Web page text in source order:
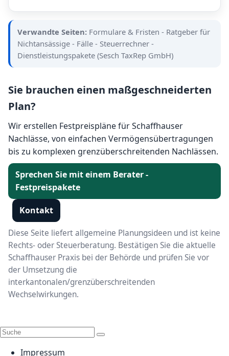
Verwandte Seiten: Formulare & Fristen - Ratgeber für
Nichtansässige - Fälle - Steuerrechner -
Dienstleistungspakete (Sesch TaxRep GmbH)
Sie brauchen einen maßgeschneiderten
Plan?
Wir erstellen Festpreispläne für Schaffhauser
Nachlässe, von einfachen Vermögensübertragungen
bis zu komplexen grenzüberschreitenden Nachlässen.
Sprechen Sie mit einem Berater -
Festpreispakete
Kontakt
Diese Seite liefert allgemeine Planungsideen und ist keine
Rechts- oder Steuerberatung. Bestätigen Sie die aktuelle
Schaffhauser Praxis bei der Behörde und prüfen Sie vor
der Umsetzung die
interkantonalen/grenzüberschreitenden
Wechselwirkungen.
Impressum